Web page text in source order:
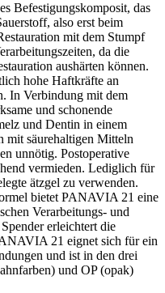
Befestigungskomposit, das
also erst beim
mit dem Stumpf
da die
aushärten können.
hohe Haftkräfte an
In Verbindung mit dem
und schonende
und Dentin in einem
mit säurehaltigen Mitteln
unnötig. Postoperative
vermieden. Lediglich für
ätzgel zu verwenden.
bietet PANAVIA 21 eine
Verarbeitungs- und
erleichtert die
21 eignet sich für ein
und ist in den drei
und OP (opak)